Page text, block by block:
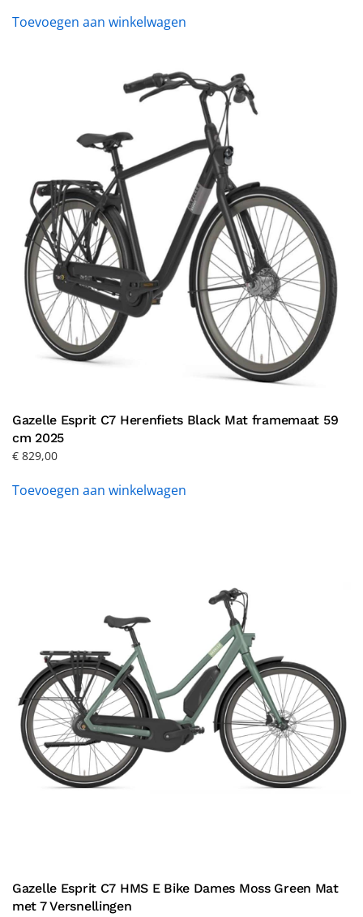
Toevoegen aan winkelwagen
Gazelle Esprit C7 Herenfiets Black Mat framemaat 59
cm 2025
€ 829,00
Toevoegen aan winkelwagen
Gazelle Esprit C7 HMS E Bike Dames Moss Green Mat
met 7 Versnellingen